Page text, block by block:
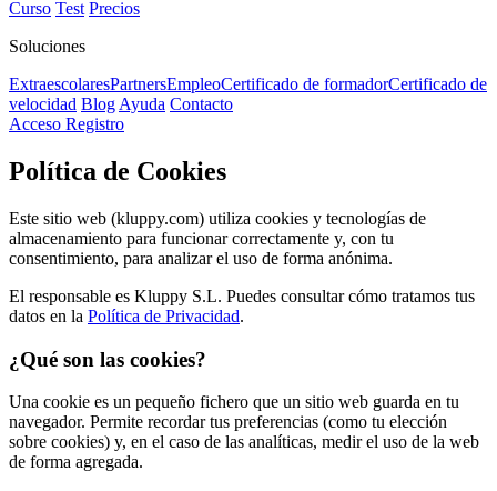
Curso Test Precios
Soluciones
ExtraescolaresPartnersEmpleoCertificado de formadorCertificado de
velocidad Blog Ayuda Contacto
Acceso Registro
Política de Cookies
Este sitio web (kluppy.com) utiliza cookies y tecnologías de
almacenamiento para funcionar correctamente y, con tu
consentimiento, para analizar el uso de forma anónima.
El responsable es Kluppy S.L. Puedes consultar cómo tratamos tus
datos en la Política de Privacidad.
¿Qué son las cookies?
Una cookie es un pequeño fichero que un sitio web guarda en tu
navegador. Permite recordar tus preferencias (como tu elección
sobre cookies) y, en el caso de las analíticas, medir el uso de la web
de forma agregada.